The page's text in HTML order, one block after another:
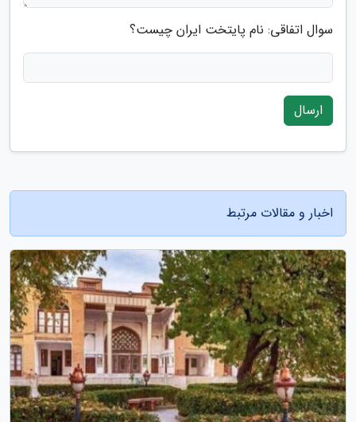
سوال اتفاقی: نام پایتخت ایران چیست؟
ارسال
اخبار و مقالات مرتبط